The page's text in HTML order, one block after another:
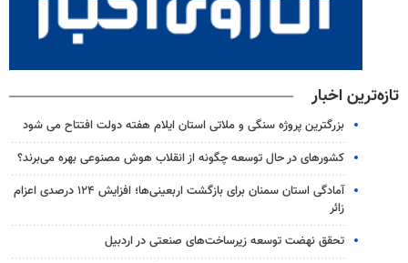
تازه‌ترین اخبار
بزرگترین پروژه سنگی و ملاتی استان ایلام هفته دولت افتتاح می شود
کشورهای در حال توسعه چگونه از انقلاب هوش مصنوعی بهره می‌برند؟
آمادگی استان سمنان برای بازگشت اربعینی‌ها؛ افزایش ۱۲۴ درصدی اعزام
زائر
تحقق نهضت توسعه زیرساخت‌های صنعتی در اردبیل